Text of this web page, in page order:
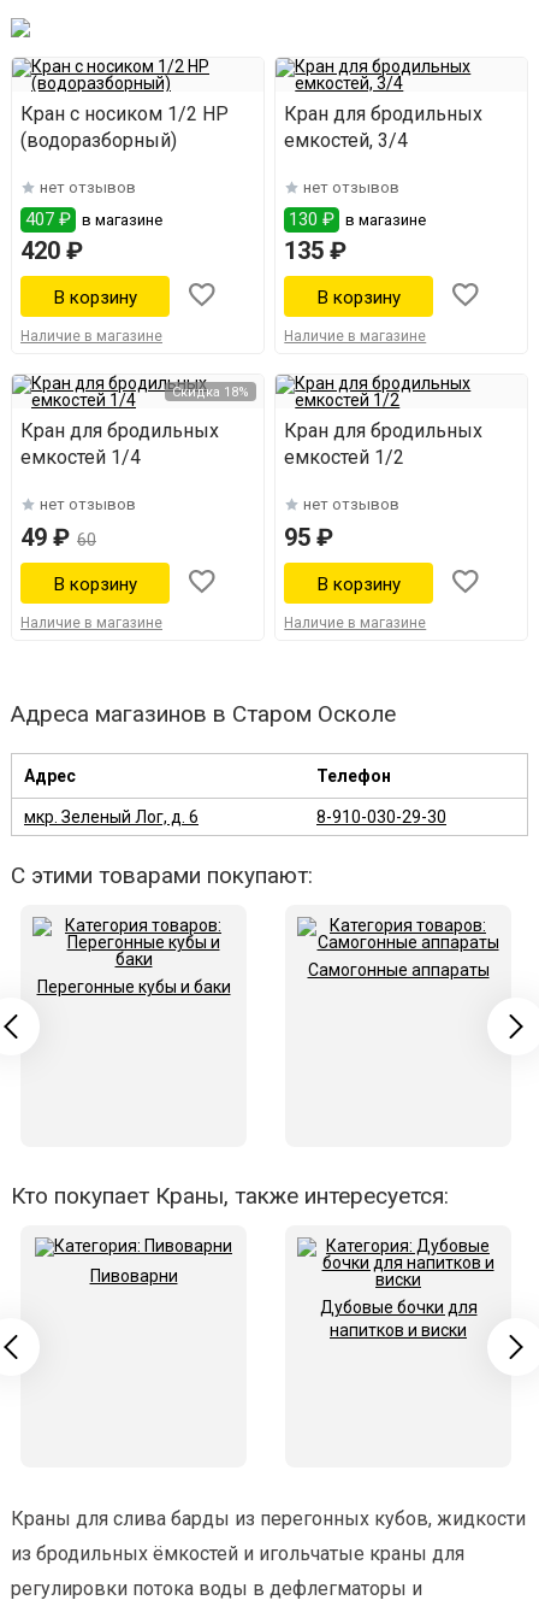
Кран с носиком 1/2 НР
(водоразборный)
нет отзывов
407 ₽ в магазине
420 ₽
Наличие в магазине
Кран для бродильных
емкостей, 3/4
нет отзывов
130 ₽ в магазине
135 ₽
Наличие в магазине
Скидка 18%
Кран для бродильных
емкостей 1/4
нет отзывов
49 ₽ 60
Наличие в магазине
Кран для бродильных
емкостей 1/2
нет отзывов
95 ₽
Наличие в магазине
Адреса магазинов в Старом Осколе
Адрес Телефон
мкр. Зеленый Лог, д. 6 8-910-030-29-30
С этими товарами покупают:
Перегонные кубы и баки
Самогонные аппараты
Кто покупает Краны, также интересуется:
Пивоварни
Дубовые бочки для
напитков и виски
Краны для слива барды из перегонных кубов, жидкости
из бродильных ёмкостей и игольчатые краны для
регулировки потока воды в дефлегматоры и